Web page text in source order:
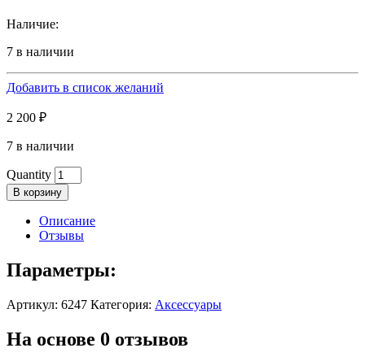
Наличие:
7 в наличии
Добавить в список желаний
2 200 ₽
7 в наличии
Quantity
В корзину
Описание
Отзывы
Параметры:
Артикул: 6247 Категория: Аксессуары
На основе 0 отзывов